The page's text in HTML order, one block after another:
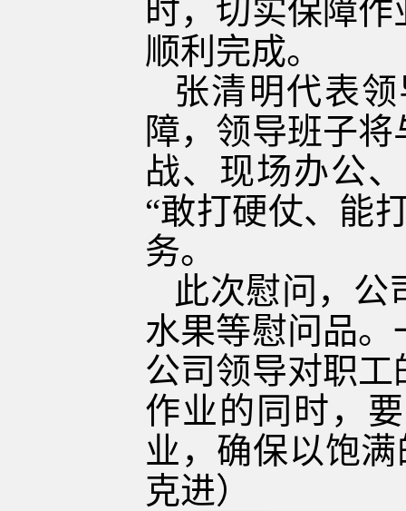
时，切实保障
顺利完成。
张清明代表
障，领导班子
战、现场办公
“敢打硬仗、能
务。
此次慰问，公
水果等慰问品
公司领导对职
作业的同时，
业，确保以饱
克进）